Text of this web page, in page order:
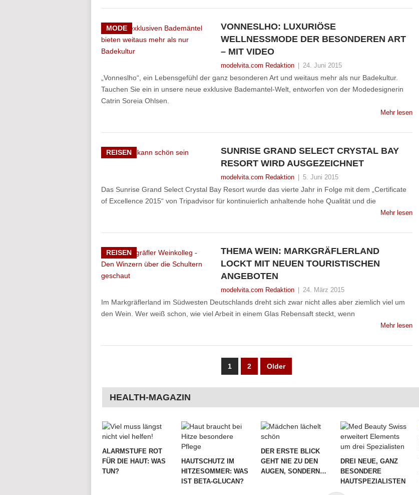
MODE
VONNESLHO: LUXURIÖSE
WELLNESSMODE DER BESONDEREN ART
– MIT VIDEO
modelvita.com Redaktion 24. Juni 2015
„Vonneslho“, ein Lebensgefühl der ganz besonderen Art und weitaus mehr als nur Badekultur.
Tauchen Sie ein in unsere neue exklusive Bademantel-Welt, entworfen von der Modedesignerin
Catrin Soreia Ohlsen.
Mehr lesen
REISEN
SUNRISE GRAND SELECT CRYSTAL BAY
RESORT WIRD AUSGEZEICHNET
modelvita.com Redaktion 5. Juni 2015
Das Sunrise Grand Select Crystal Bay Resort wurde das vierte Jahr in Folge mit dem „Certificate
of Excellence 2015“ von Tripadvisor für kontinuierlich anhaltende hohe Qualität und die
Mehr lesen
REISEN
THEMA WEIN: MARKGRÄFLERLAND
LOCKT MIT NEUEN TOURISTISCHEN
ANGEBOTEN
modelvita.com Redaktion 24. März 2015
Im Markgräflerland im Südwesten Deutschlands dreht sich zwar nicht alles aber ziemlich viel um
den Wein. Wer weiß schon, wie viel Arbeit in einem Glas Rebensaft steckt, wenn
Mehr lesen
SEITENNUMMERIERUNG
BEITRÄGE
1 2 Older
HEALTH-MAGAZIN
ALARMSTUFE ROT
FÜR DIE HAUT: WAS
TUN?
HAUTSCHUTZ IM
HITZESOMMER: WAS
IST BETA-GLUCAN?
DER ERSTE BLICK
GEHT NIE ZU DEN
AUGEN, SONDERN…
DREI NEUE, GANZ
BESONDERE
HAUTSPEZIALISTEN